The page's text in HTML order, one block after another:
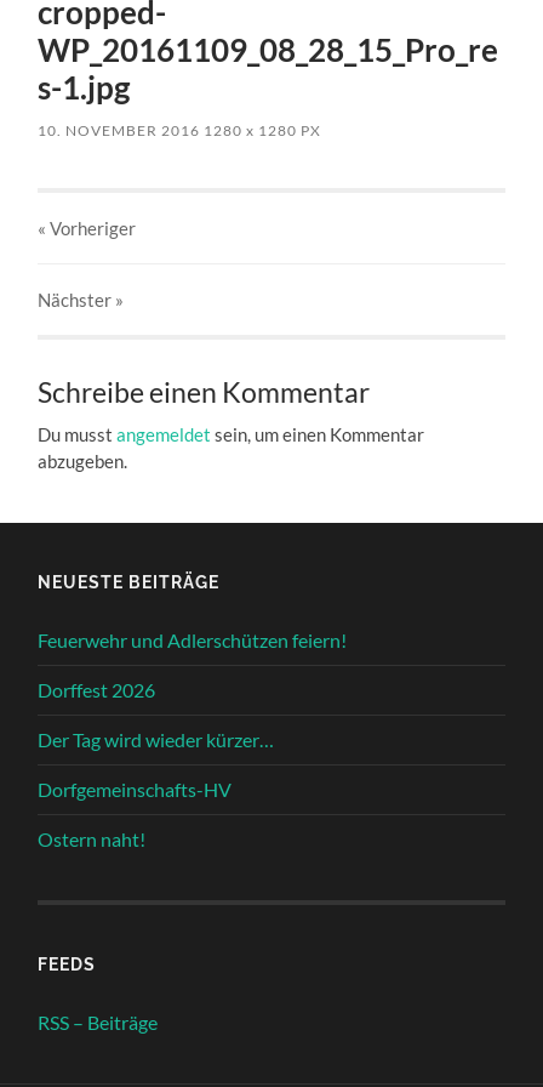
cropped-
WP_20161109_08_28_15_Pro_re
s-1.jpg
10. NOVEMBER 2016 1280x 1280 PX
« Vorheriger
Nächster »
Schreibe einen Kommentar
Du musstangemeldet sein, um einen Kommentar
abzugeben.
NEUESTE BEITRÄGE
Feuerwehr und Adlerschützen feiern!
Dorffest 2026
Der Tag wird wieder kürzer…
Dorfgemeinschafts-HV
Ostern naht!
FEEDS
RSS – Beiträge